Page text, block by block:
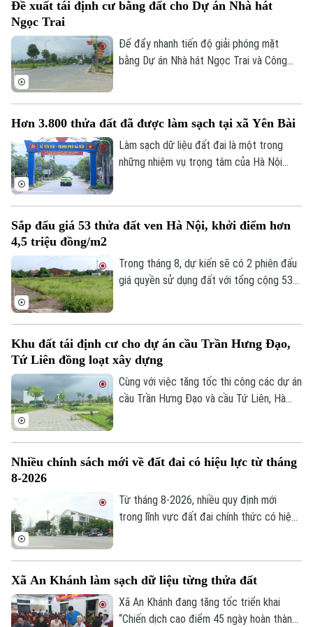
Theo dõi Hà Nội On
cung cấp hơn 10.000 tài khoản và các
Đề xuất tái định cư bằng đất cho Dự án Nhà hát
Ngọc Trai
Để đẩy nhanh tiến độ giải phóng mặt
bằng Dự án Nhà hát Ngọc Trai và Công
bố trí tái định cư bằng đất tại khu Thư
Lâm. Đây được kỳ vọng sẽ góp phần tháo
gỡ những vướng mắc trong công tác bồi
Hơn 3.800 thửa đất đã được làm sạch tại xã Yên Bài
Làm sạch dữ liệu đất đai là một trong
những nhiệm vụ trọng tâm của Hà Nội
thống chính trị vào cuộc, từng bước
Sắp đấu giá 53 thửa đất ven Hà Nội, khởi điểm hơn
4,5 triệu đồng/m2
Trong tháng 8, dự kiến sẽ có 2 phiên đấu
giá quyền sử dụng đất với tổng cộng 53
Khu đất tái định cư cho dự án cầu Trần Hưng Đạo,
Tứ Liên đồng loạt xây dựng
Cùng với việc tăng tốc thi công các dự án
cầu Trần Hưng Đạo và cầu Tứ Liên, Hà
dự án nói trên.
Nhiều chính sách mới về đất đai có hiệu lực từ tháng
8-2026
Từ tháng 8-2026, nhiều quy định mới
trong lĩnh vực đất đai chính thức có hiệu
kỳ vọng sẽ nâng cao hiệu lực quản lý nhà
nước, đồng thời tạo thuận lợi hơn cho
người dân và doanh nghiệp trong quá trình
Xã An Khánh làm sạch dữ liệu từng thửa đất
Xã An Khánh đang tăng tốc triển khai
“Chiến dịch cao điểm 45 ngày hoàn thành